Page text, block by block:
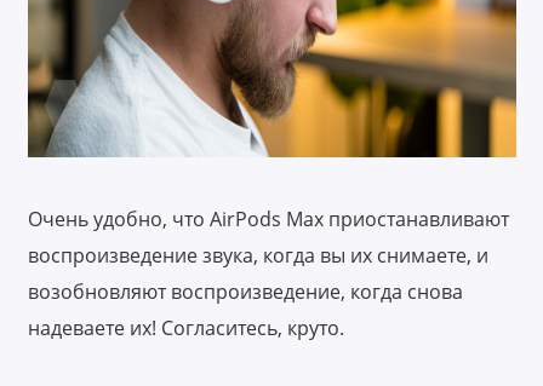
Очень удобно, что AirPods Max приостанавливают
воспроизведение звука, когда вы их снимаете, и
возобновляют воспроизведение, когда снова
надеваете их! Согласитесь, круто.